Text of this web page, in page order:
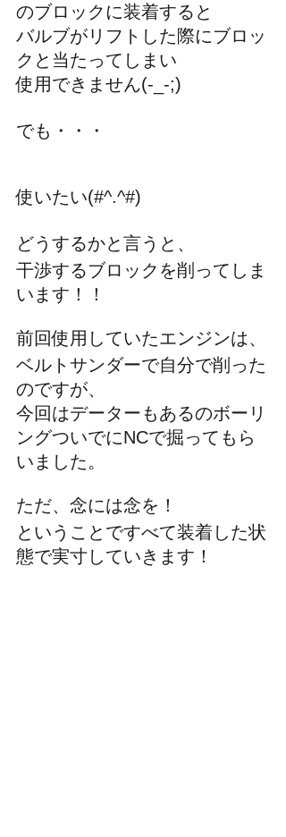
のブロックに装着すると
バルブがリフトした際にブロッ
クと当たってしまい
使用できません(-_-;)
でも・・・
使いたい(#^.^#)
どうするかと言うと、
干渉するブロックを削ってしま
います！！
前回使用していたエンジンは、
ベルトサンダーで自分で削った
のですが、
今回はデーターもあるのボーリ
ングついでにNCで掘ってもら
いました。
ただ、念には念を！
ということですべて装着した状
態で実寸していきます！